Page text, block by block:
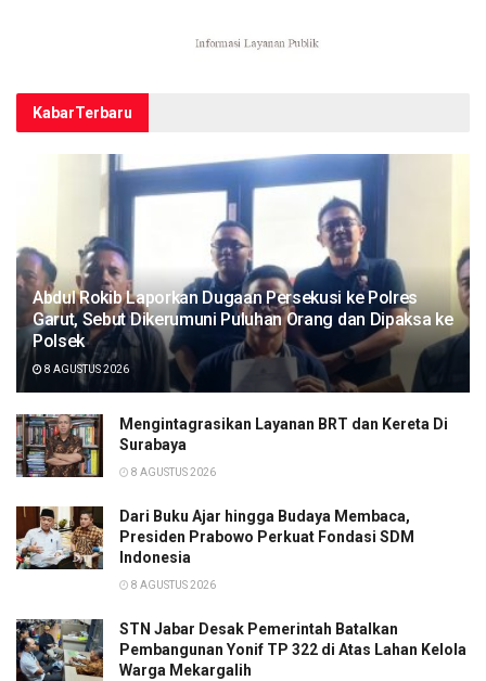
KabarTerbaru
Abdul Rokib Laporkan Dugaan Persekusi ke Polres
Garut, Sebut Dikerumuni Puluhan Orang dan Dipaksa ke
Polsek
8 AGUSTUS 2026
Mengintagrasikan Layanan BRT dan Kereta Di
Surabaya
8 AGUSTUS 2026
Dari Buku Ajar hingga Budaya Membaca,
Presiden Prabowo Perkuat Fondasi SDM
Indonesia
8 AGUSTUS 2026
STN Jabar Desak Pemerintah Batalkan
Pembangunan Yonif TP 322 di Atas Lahan Kelola
Warga Mekargalih